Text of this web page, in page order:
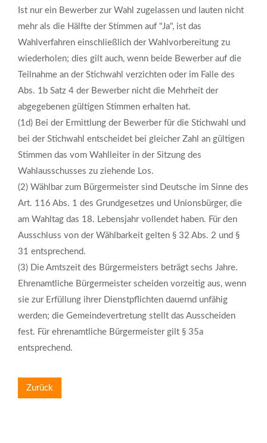
Ist nur ein Bewerber zur Wahl zugelassen und lauten nicht
mehr als die Hälfte der Stimmen auf "Ja", ist das
Wahlverfahren einschließlich der Wahlvorbereitung zu
wiederholen; dies gilt auch, wenn beide Bewerber auf die
Teilnahme an der Stichwahl verzichten oder im Falle des
Abs. 1b Satz 4 der Bewerber nicht die Mehrheit der
abgegebenen gültigen Stimmen erhalten hat.
(1d) Bei der Ermittlung der Bewerber für die Stichwahl und
bei der Stichwahl entscheidet bei gleicher Zahl an gültigen
Stimmen das vom Wahlleiter in der Sitzung des
Wahlausschusses zu ziehende Los.
(2) Wählbar zum Bürgermeister sind Deutsche im Sinne des
Art. 116 Abs. 1 des Grundgesetzes und Unionsbürger, die
am Wahltag das 18. Lebensjahr vollendet haben. Für den
Ausschluss von der Wählbarkeit gelten § 32 Abs. 2 und §
31 entsprechend.
(3) Die Amtszeit des Bürgermeisters beträgt sechs Jahre.
Ehrenamtliche Bürgermeister scheiden vorzeitig aus, wenn
sie zur Erfüllung ihrer Dienstpflichten dauernd unfähig
werden; die Gemeindevertretung stellt das Ausscheiden
fest. Für ehrenamtliche Bürgermeister gilt § 35a
entsprechend.
Zurück